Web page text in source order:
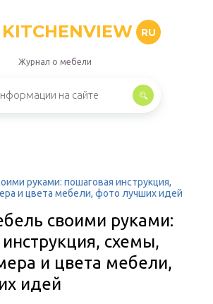
KITCHENVIEW RU
Журнал о мебели
руками: пошаговая инструкция,
и цвета мебели, фото лучших идей
своими руками:
схемы,
и цвета мебели,
идей